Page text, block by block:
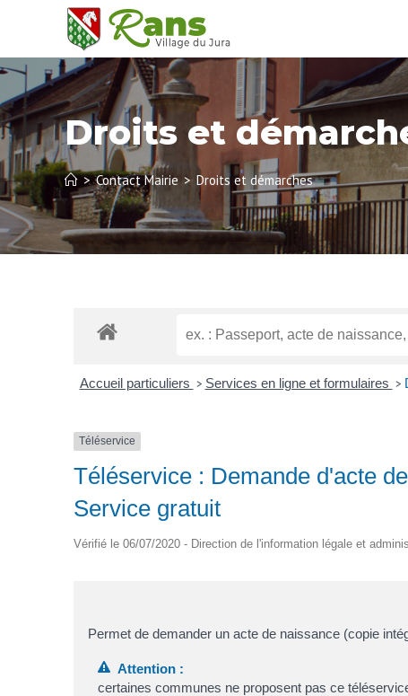
Droits et
> Contact Mairie > Droits et démarches
Accueil particuliers > Services en ligne et formulaires >
Téléservice
Téléservice : Demande d'acte
Service gratuit
Vérifié le 06/07/2020 - Direction de l'information légale et
Permet de demander un acte de naissance (copie
Attention :
certaines communes ne proposent pas ce